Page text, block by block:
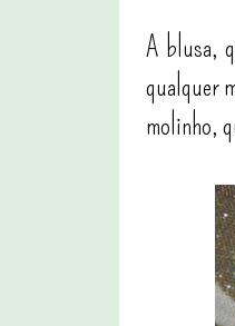
A blusa,
qualquer
molinho,